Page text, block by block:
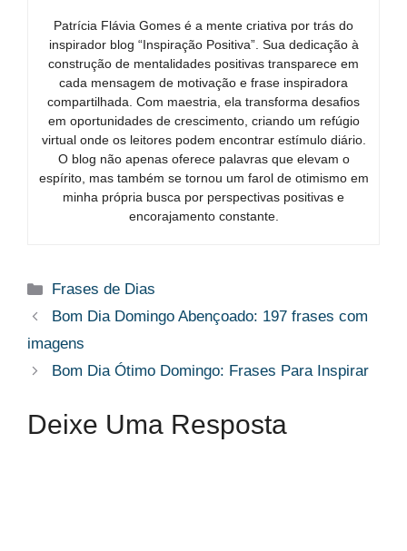
Patrícia Flávia Gomes é a mente criativa por trás do
inspirador blog “Inspiração Positiva”. Sua dedicação à
construção de mentalidades positivas transparece em
cada mensagem de motivação e frase inspiradora
compartilhada. Com maestria, ela transforma desafios
em oportunidades de crescimento, criando um refúgio
virtual onde os leitores podem encontrar estímulo diário.
O blog não apenas oferece palavras que elevam o
espírito, mas também se tornou um farol de otimismo em
minha própria busca por perspectivas positivas e
encorajamento constante.
Categorias
Frases de Dias
Bom Dia Domingo Abençoado: 197 frases com
imagens
Bom Dia Ótimo Domingo: Frases Para Inspirar​
Deixe Uma Resposta